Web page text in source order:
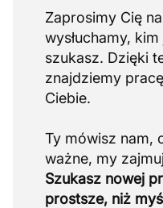
Zaprosimy Cię
wysłuchamy,
szukasz. Dzięki
znajdziemy
Ciebie.
Ty mówisz nam,
Szukasz nowej
prostsze, niż